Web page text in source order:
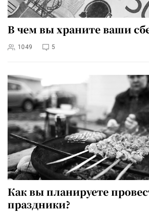
В чем вы храните ваши
1049 5
Как вы планируете
праздники?